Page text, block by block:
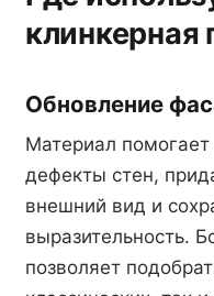
клинкерная
Обновление
Материал
дефекты стен,
внешний вид и
выразительность.
позволяет